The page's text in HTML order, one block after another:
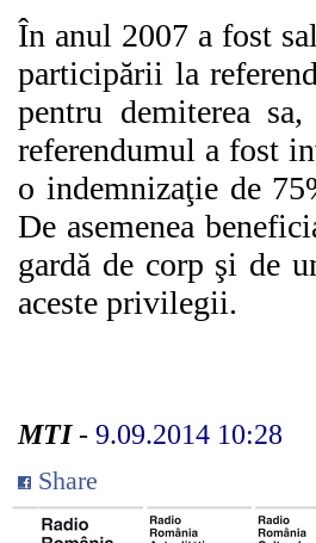
În anul 2007 a fost
participării la
pentru demiterea
referendumul a fost
o indemnizaţie de
De asemenea
gardă de corp şi de
aceste privilegii.
MTI - 9.09.2014 10:28
Share